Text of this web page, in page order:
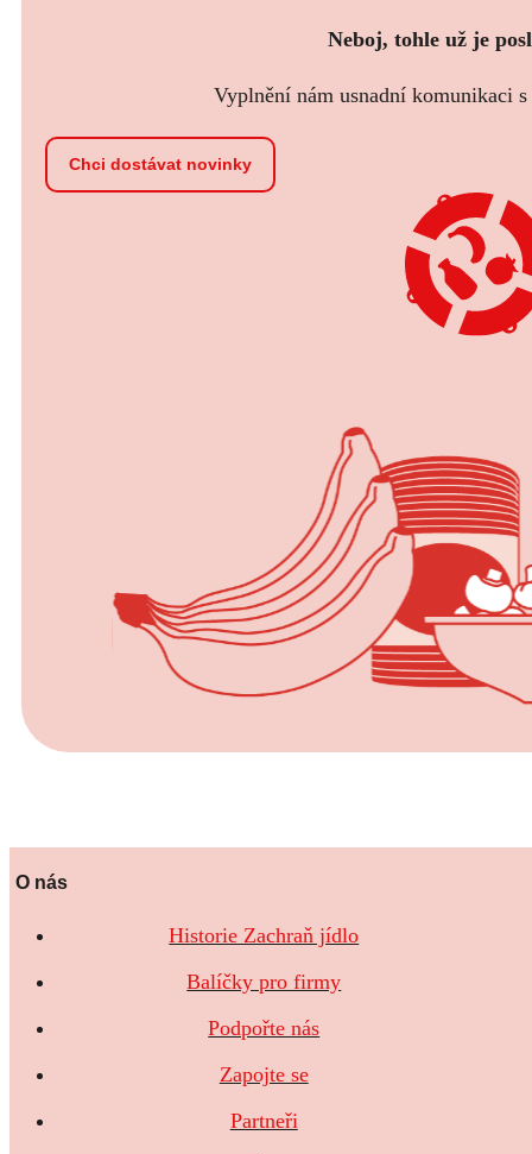
Neboj, tohle už je
Vyplnění nám usnadní komunikaci
Chci dostávat novinky
O nás
Historie Zachraň jídlo
Balíčky pro firmy
Podpořte nás
Zapojte se
Partneři